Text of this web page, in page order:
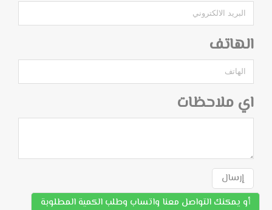
الهاتف
اي ملاحظات
إرسال
أو يمكنك التواصل معنا واتساب وطلب الكمية المطلوبة